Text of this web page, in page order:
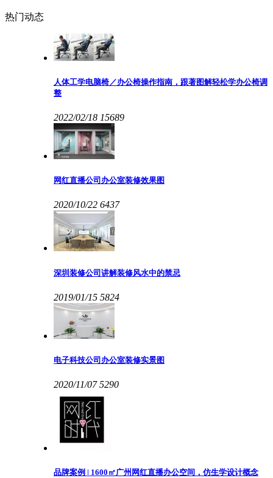
热门动态
人体工学电脑椅／办公椅操作指南，跟著图解轻松学办公椅调
整
2022/02/18 15689
网红直播公司办公室装修效果图
2020/10/22 6437
深圳装修公司讲解装修风水中的禁忌
2019/01/15 5824
电子科技公司办公室装修实景图
2020/11/07 5290
品牌案例 | 1600㎡广州网红直播办公空间，仿生学设计概念